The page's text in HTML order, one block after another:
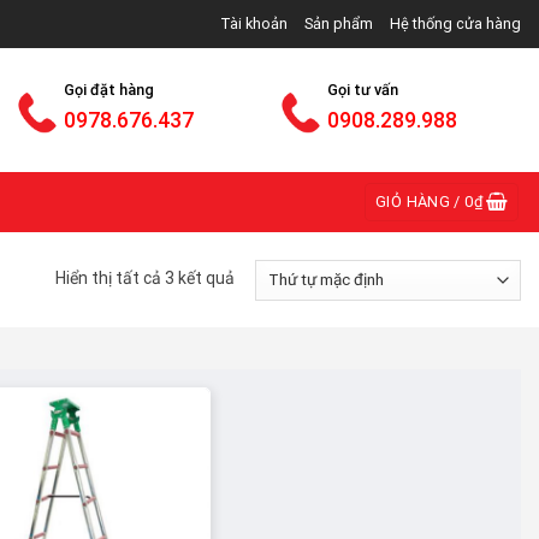
khẩu, phân phối và bán buôn bán lẻ thang nhôm các
Tài khoản Sản phẩm Hệ thống cửa hàng
Gọi đặt hàng
0978.676.437
Gọi tư vấn
0908.289.988
GIỎ HÀNG /0₫
Hiển thị tất cả 3 kết quả